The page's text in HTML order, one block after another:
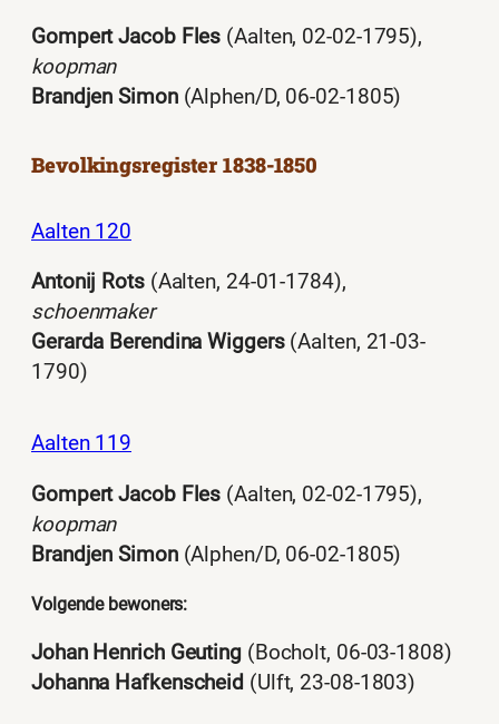
Gompert Jacob Fles (Aalten, 02-02-1795),
koopman
Brandjen Simon(Alphen/D, 06-02-1805)
Bevolkingsregister 1838-1850
Aalten 120
Antonij Rots(Aalten, 24-01-1784),
schoenmaker
Gerarda Berendina Wiggers(Aalten, 21-03-
1790)
Aalten 119
Gompert Jacob Fles (Aalten, 02-02-1795),
koopman
Brandjen Simon(Alphen/D, 06-02-1805)
Volgende bewoners:
Johan Henrich Geuting(Bocholt, 06-03-1808)
Johanna Hafkenscheid (Ulft, 23-08-1803)